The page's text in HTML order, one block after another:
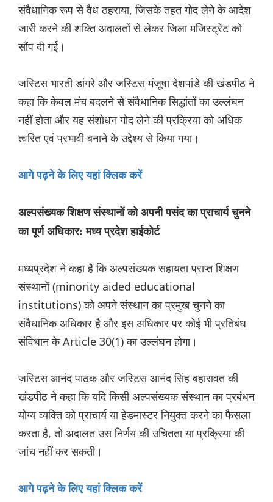
संवैधानिक रूप से वैध ठहराया, जिसके तहत गोद लेने के आदेश
जारी करने की शक्ति अदालतों से लेकर जिला मजिस्ट्रेट को
सौंप दी गई।
जस्टिस भारती डांगरे और जस्टिस मंजूषा देशपांडे की खंडपीठ ने
कहा कि केवल मंच बदलने से संवैधानिक सिद्धांतों का उल्लंघन
नहीं होता और यह संशोधन गोद लेने की प्रक्रिया को अधिक
त्वरित एवं प्रभावी बनाने के उद्देश्य से किया गया।
आगे पढ़ने के लिए यहां क्लिक करें
अल्पसंख्यक शिक्षण संस्थानों को अपनी पसंद का प्राचार्य चुनने
का पूर्ण अधिकार: मध्य प्रदेश हाईकोर्ट
मध्यप्रदेश ने कहा है कि अल्पसंख्यक सहायता प्राप्त शिक्षण
संस्थानों (minority aided educational
institutions) को अपने संस्थान का प्रमुख चुनने का
संवैधानिक अधिकार है और इस अधिकार पर कोई भी प्रतिबंध
संविधान के Article 30(1) का उल्लंघन होगा।
जस्टिस आनंद पाठक और जस्टिस आनंद सिंह बहारावत की
खंडपीठ ने कहा कि यदि किसी अल्पसंख्यक संस्थान का प्रबंधन
योग्य व्यक्ति को प्राचार्य या हेडमास्टर नियुक्त करने का फैसला
करता है, तो अदालत उस निर्णय की उचितता या प्रक्रिया की
जांच नहीं कर सकती।
आगे पढ़ने के लिए यहां क्लिक करें